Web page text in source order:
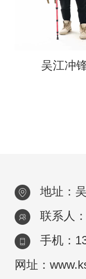
吴江冲
地址：
联系人
手机：
网址：